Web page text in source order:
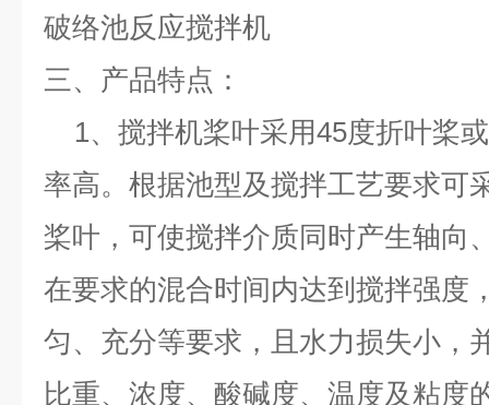
破络池反应搅拌机
三、 产品特点：
1、 搅拌机桨叶采用45度折叶桨
率高。根据池型及搅拌工艺要求可
桨叶，可使搅拌介质同时产生轴向
在要求的混合时间内达到搅拌强度
匀、充分等要求，且水力损失小，
比重、浓度、酸碱度、温度及粘度